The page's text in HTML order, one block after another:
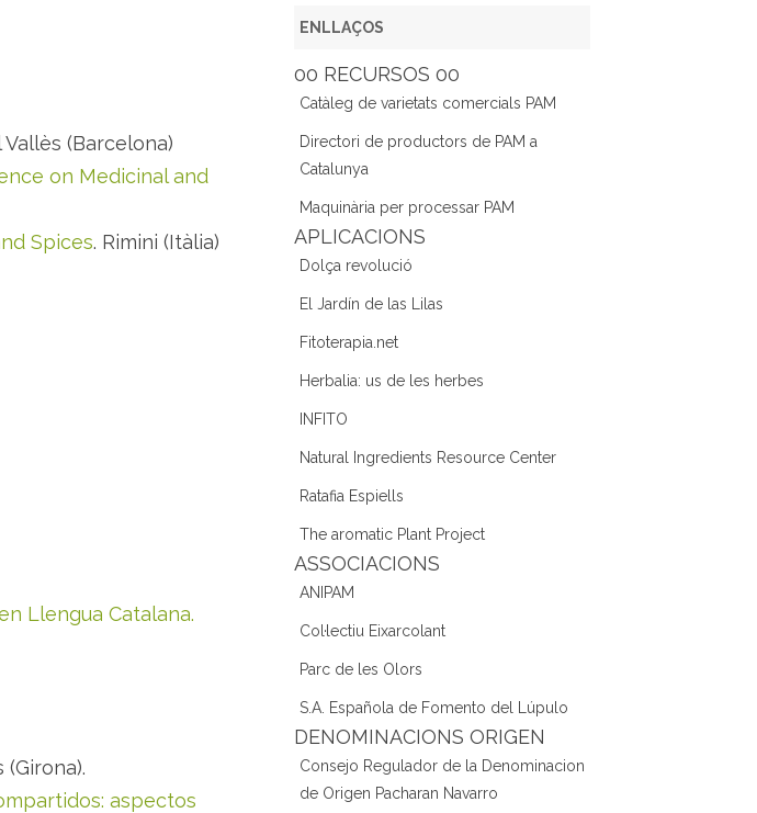
(Barcelona)
on Medicinal and
Spices. Rimini (Itàlia)
Llengua Catalana.
(Girona).
aspectos
c
e
b
o
o
k
itt
er gr
a
m
dI
n
ENLLAÇOS
00 RECURSOS 00
Catàleg de varietats comercials PAM
Directori de productors de PAM a
Catalunya
Maquinària per processar PAM
APLICACIONS
Dolça revolució
El Jardín de las Lilas
Fitoterapia.net
Herbalia: us de les herbes
INFITO
Natural Ingredients Resource Center
Ratafia Espiells
The aromatic Plant Project
ASSOCIACIONS
ANIPAM
Col·lectiu Eixarcolant
Parc de les Olors
S.A. Española de Fomento del Lúpulo
DENOMINACIONS ORIGEN
Consejo Regulador de la Denominacion
de Origen Pacharan Navarro